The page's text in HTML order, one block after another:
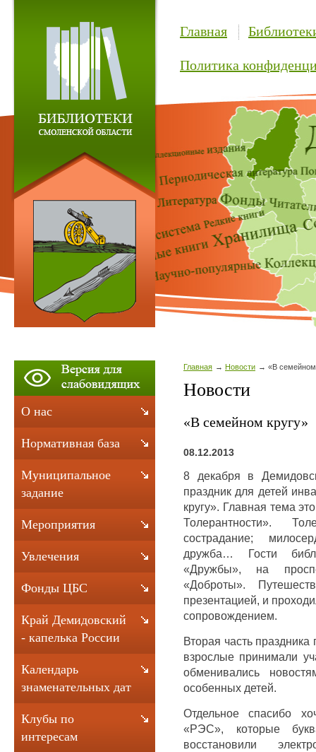
Главная
Политика
Главная Новости «В семейном
Новости
«В семейном кругу»
08.12.2013
8 декабря в
праздник для детей
кругу». Главная тема
Толерантности».
сострадание;
дружба… Гости
«Дружбы», на
«Доброты».
презентацией, и
сопровождением.
Вторая часть
взрослые принимали
обменивались
особенных детей.
Отдельное спасибо
«РЭС», которые
восстановили
О нас
Нормативная база
Муниципальное
задание
Мероприятия
Увлечения
Фонды ЦБС
Край Демидовский
- капелька России
Календарь
знаменательных дат
Клубы по
интересам